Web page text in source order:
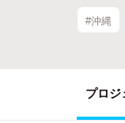
#沖縄
プロジ